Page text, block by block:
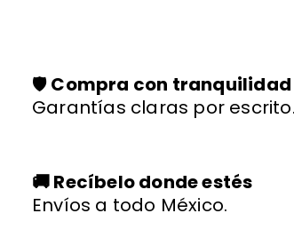
🛡️Compra con tranquilidad
Garantías claras por escrito.
🚚 Recíbelo donde estés
Envíos a todo México.